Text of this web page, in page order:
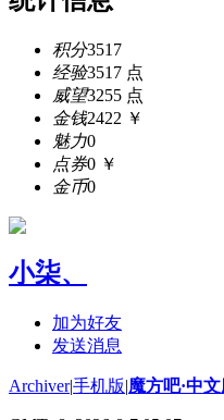
积分3517
经验3517 点
威望3255 点
金钱2422 ￥
魅力0
点券0 ￥
金币0
小柒、
加为好友
发送消息
Archiver|手机版|魔方吧·中